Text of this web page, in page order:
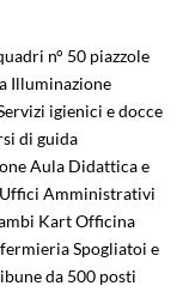
n° 50 piazzole
Illuminazione
igienici e docce
di guida
Aula Didattica e
Uffici Amministrativi
Kart Officina
Spogliatoi e
da 500 posti